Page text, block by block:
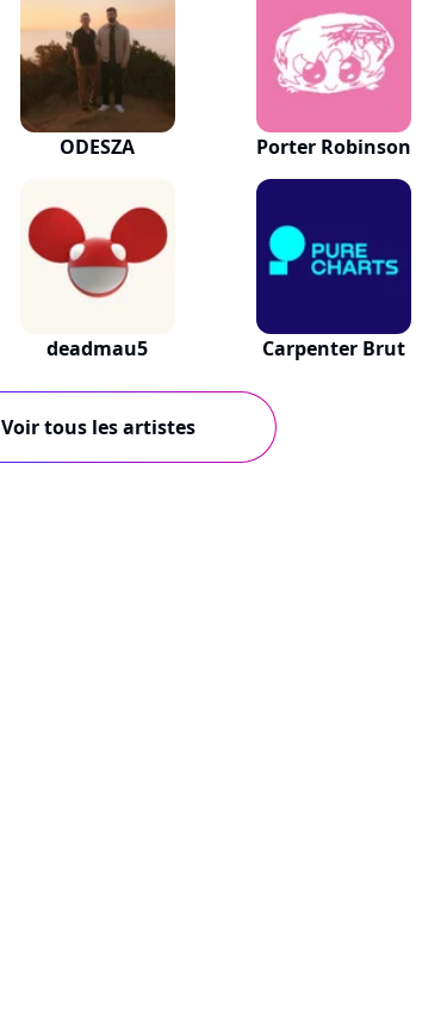
ODESZA Porter Robinson
deadmau5 Carpenter Brut
Voir tous les artistes